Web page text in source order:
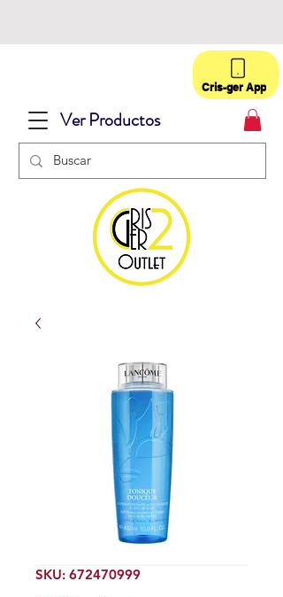
Ver Productos
Cris-ger App
SKU: 672470999